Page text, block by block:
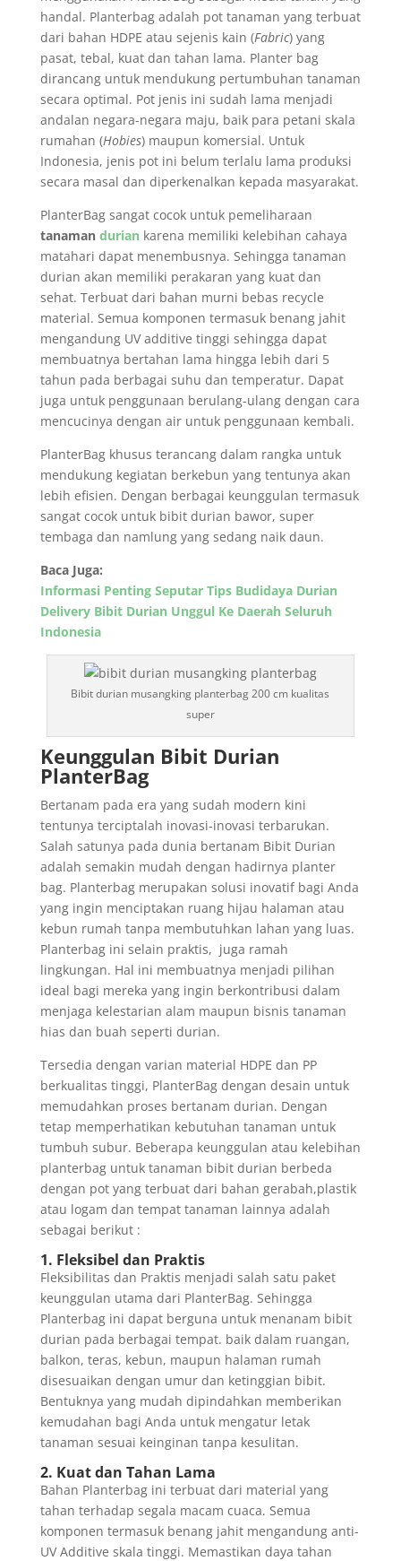
handal. Planterbag adalah pot tanaman yang terbuat
dari bahan HDPE atau sejenis kain (Fabric) yang
pasat, tebal, kuat dan tahan lama. Planter bag
dirancang untuk mendukung pertumbuhan tanaman
secara optimal. Pot jenis ini sudah lama menjadi
andalan negara-negara maju, baik para petani skala
rumahan (Hobies) maupun komersial. Untuk
Indonesia, jenis pot ini belum terlalu lama produksi
secara masal dan diperkenalkan kepada masyarakat.
PlanterBag sangat cocok untuk pemeliharaan
tanaman durian karena memiliki kelebihan cahaya
matahari dapat menembusnya. Sehingga tanaman
durian akan memiliki perakaran yang kuat dan
sehat. Terbuat dari bahan murni bebas recycle
material. Semua komponen termasuk benang jahit
mengandung UV additive tinggi sehingga dapat
membuatnya bertahan lama hingga lebih dari 5
tahun pada berbagai suhu dan temperatur. Dapat
juga untuk penggunaan berulang-ulang dengan cara
mencucinya dengan air untuk penggunaan kembali.
PlanterBag khusus terancang dalam rangka untuk
mendukung kegiatan berkebun yang tentunya akan
lebih efisien. Dengan berbagai keunggulan termasuk
sangat cocok untuk bibit durian bawor, super
tembaga dan namlung yang sedang naik daun.
Baca Juga:
Informasi Penting Seputar Tips Budidaya Durian
Delivery Bibit Durian Unggul Ke Daerah Seluruh
Indonesia
Bibit durian musangking planterbag 200 cm kualitas
super
Keunggulan Bibit Durian
PlanterBag
Bertanam pada era yang sudah modern kini
tentunya terciptalah inovasi-inovasi terbarukan.
Salah satunya pada dunia bertanam Bibit Durian
adalah semakin mudah dengan hadirnya planter
bag. Planterbag merupakan solusi inovatif bagi Anda
yang ingin menciptakan ruang hijau halaman atau
kebun rumah tanpa membutuhkan lahan yang luas.
Planterbag ini selain praktis, juga ramah
lingkungan. Hal ini membuatnya menjadi pilihan
ideal bagi mereka yang ingin berkontribusi dalam
menjaga kelestarian alam maupun bisnis tanaman
hias dan buah seperti durian.
Tersedia dengan varian material HDPE dan PP
berkualitas tinggi, PlanterBag dengan desain untuk
memudahkan proses bertanam durian. Dengan
tetap memperhatikan kebutuhan tanaman untuk
tumbuh subur. Beberapa keunggulan atau kelebihan
planterbag untuk tanaman bibit durian berbeda
dengan pot yang terbuat dari bahan gerabah,plastik
atau logam dan tempat tanaman lainnya adalah
sebagai berikut :
1. Fleksibel dan Praktis
Fleksibilitas dan Praktis menjadi salah satu paket
keunggulan utama dari PlanterBag. Sehingga
Planterbag ini dapat berguna untuk menanam bibit
durian pada berbagai tempat. baik dalam ruangan,
balkon, teras, kebun, maupun halaman rumah
disesuaikan dengan umur dan ketinggian bibit.
Bentuknya yang mudah dipindahkan memberikan
kemudahan bagi Anda untuk mengatur letak
tanaman sesuai keinginan tanpa kesulitan.
2. Kuat dan Tahan Lama
Bahan Planterbag ini terbuat dari material yang
tahan terhadap segala macam cuaca. Semua
komponen termasuk benang jahit mengandung anti-
UV Additive skala tinggi. Memastikan daya tahan